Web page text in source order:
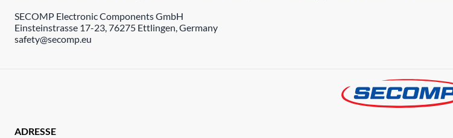
SECOMP Electronic Components GmbH
Einsteinstrasse 17-23, 76275 Ettlingen, Germany
safety@secomp.eu
ADRESSE